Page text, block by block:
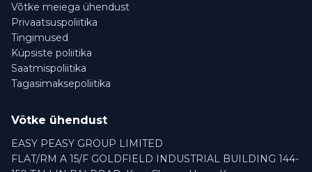
Võtke meiega ühendust
Privaatsuspoliitika
Tingimused
Küpsiste poliitika
Saatmispoliitika
Tagasimaksepoliitika
Võtke ühendust
EASY PEASY GROUP LIMITED
FLAT/RM A 15/F GOLDFIELD INDUSTRIAL BUILDING 144-